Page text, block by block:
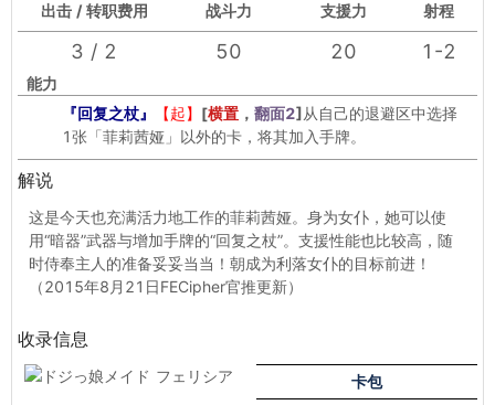
出击 / 转职费用 战斗力 支援力 射程
3 / 2 50 20 1-2
能力
『回复之杖』
【起】 [横置 ， 翻面2] 从自己的退避区中选择
1张「菲莉茜娅」以外的卡，将其加入手牌。
解说
这是今天也充满活力地工作的菲莉茜娅。身为女仆，她可以使
用“暗器”武器与增加手牌的“回复之杖”。支援性能也比较高，随
时侍奉主人的准备妥妥当当！朝成为利落女仆的目标前进！
（2015年8月21日FECipher官推更新）
收录信息
卡包